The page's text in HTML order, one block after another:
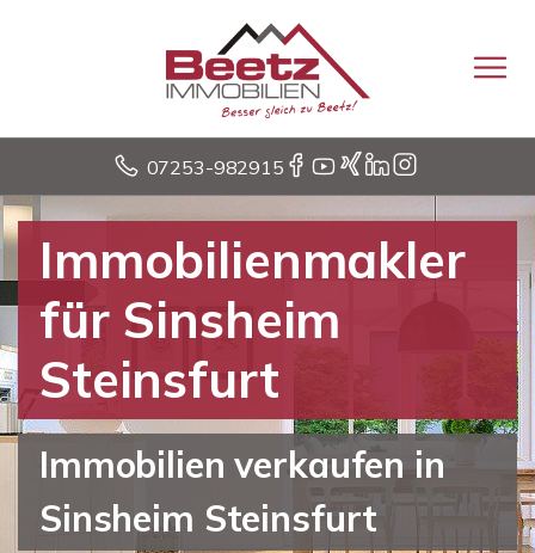
07253-982915
Immobilienmakler
für Sinsheim
Steinsfurt
Immobilien verkaufen in
Sinsheim Steinsfurt